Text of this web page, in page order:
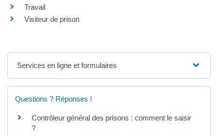
Travail
Visiteur de prison
Services en ligne et formulaires
Questions ? Réponses !
Contrôleur général des prisons : comment le saisir
?